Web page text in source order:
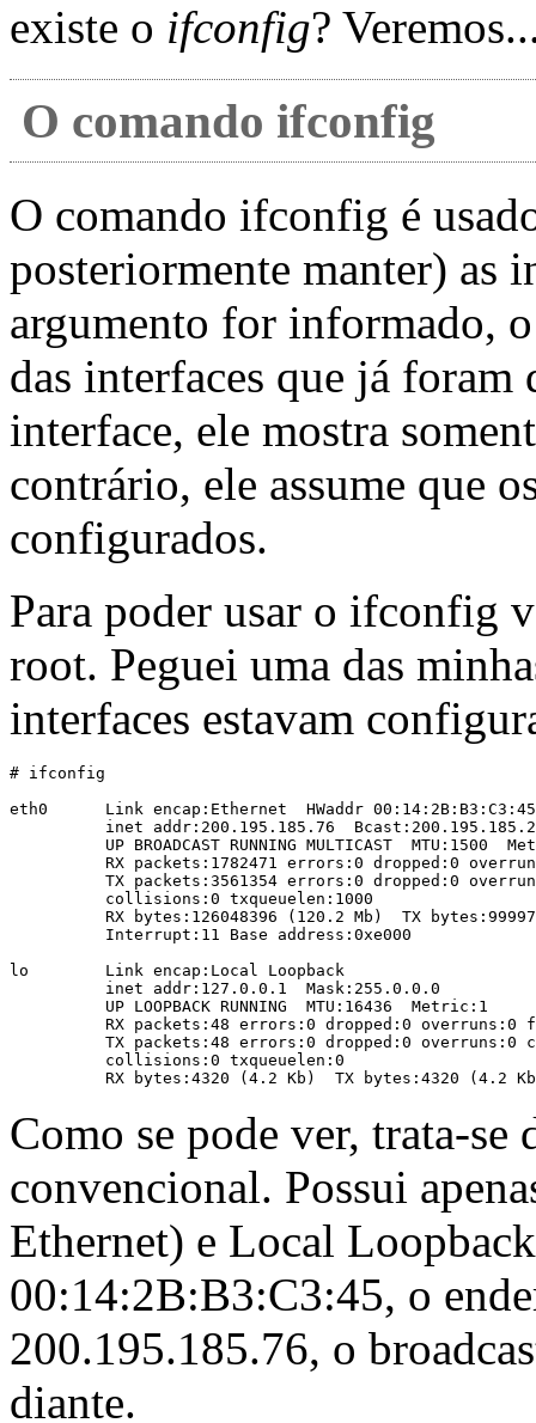
existe o ifconfig?
O comando ifconfig
O comando ifconfig é
posteriormente manter) as
argumento for informado,
das interfaces que já
interface, ele mostra
contrário, ele assume que
configurados.
Para poder usar o ifconfig
root. Peguei uma das
interfaces estavam
# ifconfig
eth0      Link encap:Ethernet  HWaddr 00:14:2B:B3:C3:45
inet addr:200.195.185.76
UP BROADCAST RUNNING MULTICAST  MTU:1500
RX packets:1782471 errors:0 dropped:0
TX packets:3561354 errors:0 dropped:0
          collisions:0 txqueuelen:1000
RX bytes:126048396 (120.2 Mb)  TX
          Interrupt:11 Base address:0xe000
lo        Link encap:Local Loopback
          inet addr:127.0.0.1  Mask:255.0.0.0
          UP LOOPBACK RUNNING  MTU:16436  Metric:1
RX packets:48 errors:0 dropped:0 overruns:0
TX packets:48 errors:0 dropped:0 overruns:0
          collisions:0 txqueuelen:0
Como se pode ver, trata-se
convencional. Possui
Ethernet) e Local
00:14:2B:B3:C3:45, o
200.195.185.76, o
diante.